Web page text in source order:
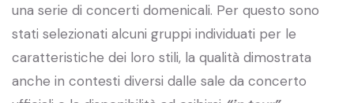
una serie di concerti domenicali. Per questo sono
stati selezionati alcuni gruppi individuati per le
caratteristiche dei loro stili, la qualità dimostrata
anche in contesti diversi dalle sale da concerto